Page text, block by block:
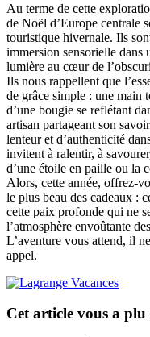
Au terme de cette
de Noël d’Europe centrale
touristique hivernale. Ils
immersion sensorielle dans
lumière au cœur de
Ils nous rappellent que
de grâce simple : une main
d’une bougie se reflétant
artisan partageant son
lenteur et d’authenticité
invitent à ralentir, à
d’une étoile en paille ou la
Alors, cette année, offrez-
le plus beau des cadeaux :
cette paix profonde qui ne
l’atmosphère envoûtante
L’aventure vous attend, il
appel.
Cet article vous a plu